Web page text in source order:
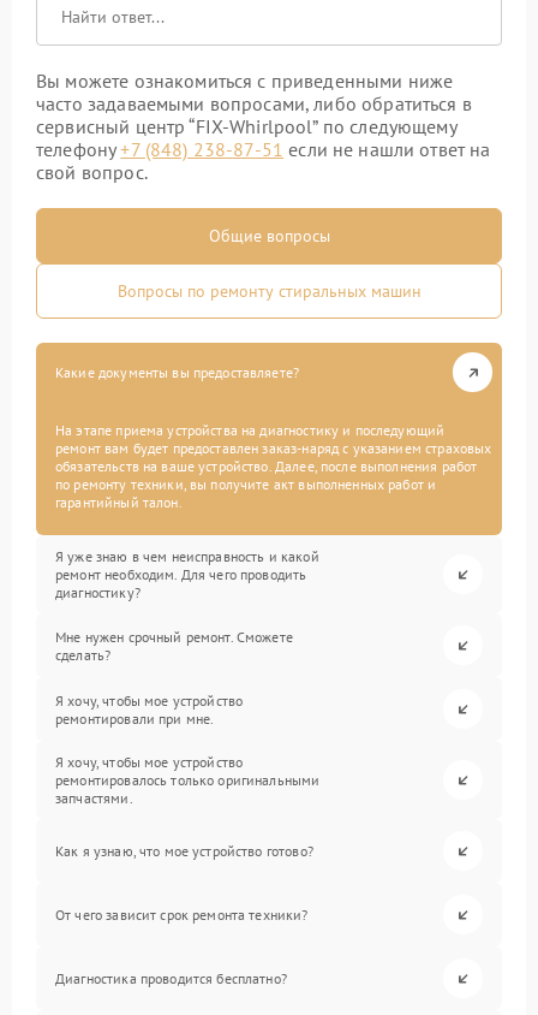
Вы можете ознакомиться с приведенными ниже
часто задаваемыми вопросами, либо обратиться в
сервисный центр “FIX-Whirlpool” по следующему
телефону+7 (848) 238-87-51 если не нашли ответ на
свой вопрос.
Общие вопросы
Вопросы по ремонту стиральных машин
Какие документы вы предоставляете?
На этапе приема устройства на диагностику и последующий
ремонт вам будет предоставлен заказ-наряд с указанием страховых
обязательств на ваше устройство. Далее, после выполнения работ
по ремонту техники, вы получите акт выполненных работ и
гарантийный талон.
Я уже знаю в чем неисправность и какой
ремонт необходим. Для чего проводить
диагностику?
Мне нужен срочный ремонт. Сможете
сделать?
Я хочу, чтобы мое устройство
ремонтировали при мне.
Я хочу, чтобы мое устройство
ремонтировалось только оригинальными
запчастями.
Как я узнаю, что мое устройство готово?
От чего зависит срок ремонта техники?
Диагностика проводится бесплатно?